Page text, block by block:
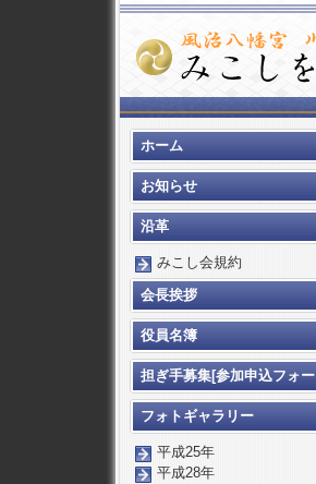
ホーム
お知らせ
沿革
みこし会規約
会長挨拶
役員名簿
担ぎ手募集[参加申込フォー
ム]
フォトギャラリー
平成25年
平成28年